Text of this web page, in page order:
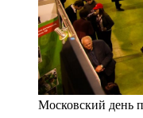
Московский день